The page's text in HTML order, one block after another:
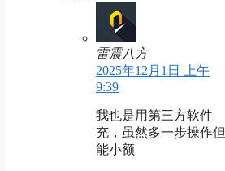
雷震八方
2025年12月1日 上午
9:39
我也是用第三方软件
充，虽然多一步操作但
能小额